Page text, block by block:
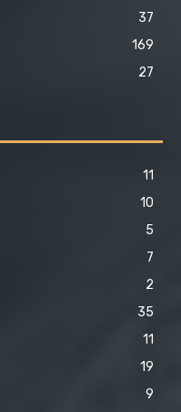
37
169
27
11
10
5
7
2
35
11
19
9